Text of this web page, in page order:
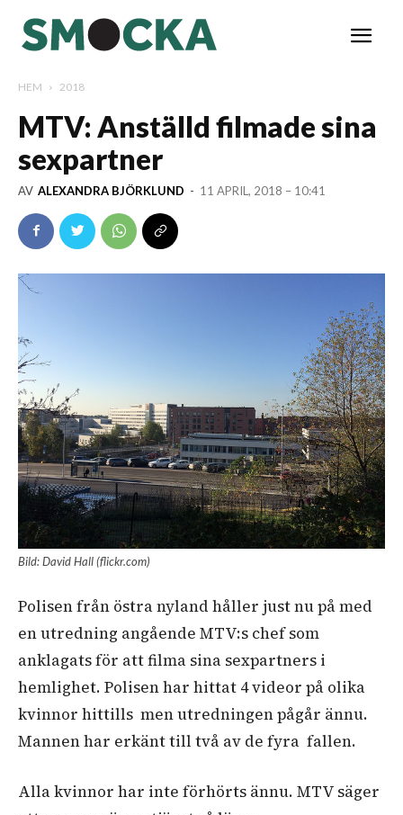
HEM 2018
MTV: Anställd filmade sina
sexpartner
AV ALEXANDRA BJÖRKLUND - 11 APRIL, 2018 – 10:41
Bild: David Hall (flickr.com)
Polisen från östra nyland håller just nu på med
en utredning angående MTV:s chef som
anklagats för att filma sina sexpartners i
hemlighet. Polisen har hittat 4 videor på olika
kvinnor hittills men utredningen pågår ännu.
Mannen har erkänt till två av de fyra fallen.
Alla kvinnor har inte förhörts ännu. MTV säger